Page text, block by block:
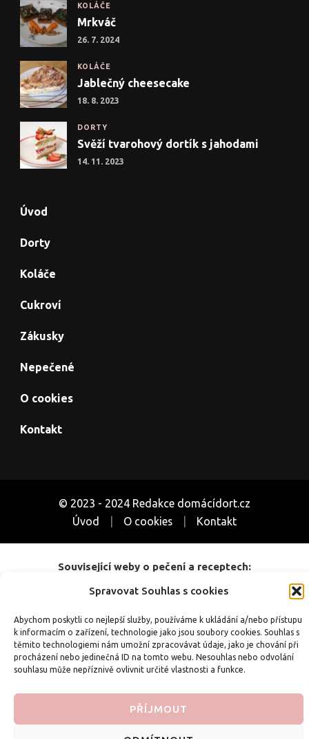
Spravovat Souhlas s cookies
Abychom poskytli co nejlepší služby, používáme k ukládání a/nebo přístupu
k informacím o zařízení, technologie jako jsou soubory cookies. Souhlas s
těmito technologiemi nám umožní zpracovávat údaje, jako je chování při
procházení nebo jedinečná ID na tomto webu. Nesouhlas nebo odvolání
souhlasu může nepříznivě ovlivnit určité vlastnosti a funkce.
PŘÍJMOUT
KOLÁČE
Mrkváč
26. 7. 2024
KOLÁČE
Jablečný cheesecake
18. 8. 2023
DORTY
Svěží tvarohový dortík s jahodami
14. 11. 2023
Úvod
Dorty
Koláče
Cukroví
Zákusky
Nepečené
O cookies
Kontakt
© 2023 - 2024 Redakce domácídort.cz
Úvod
O cookies Kontakt
Související weby o pečení a receptech:
inRecepty24.cz SuperRecepty.eu
DotekSlova.cz